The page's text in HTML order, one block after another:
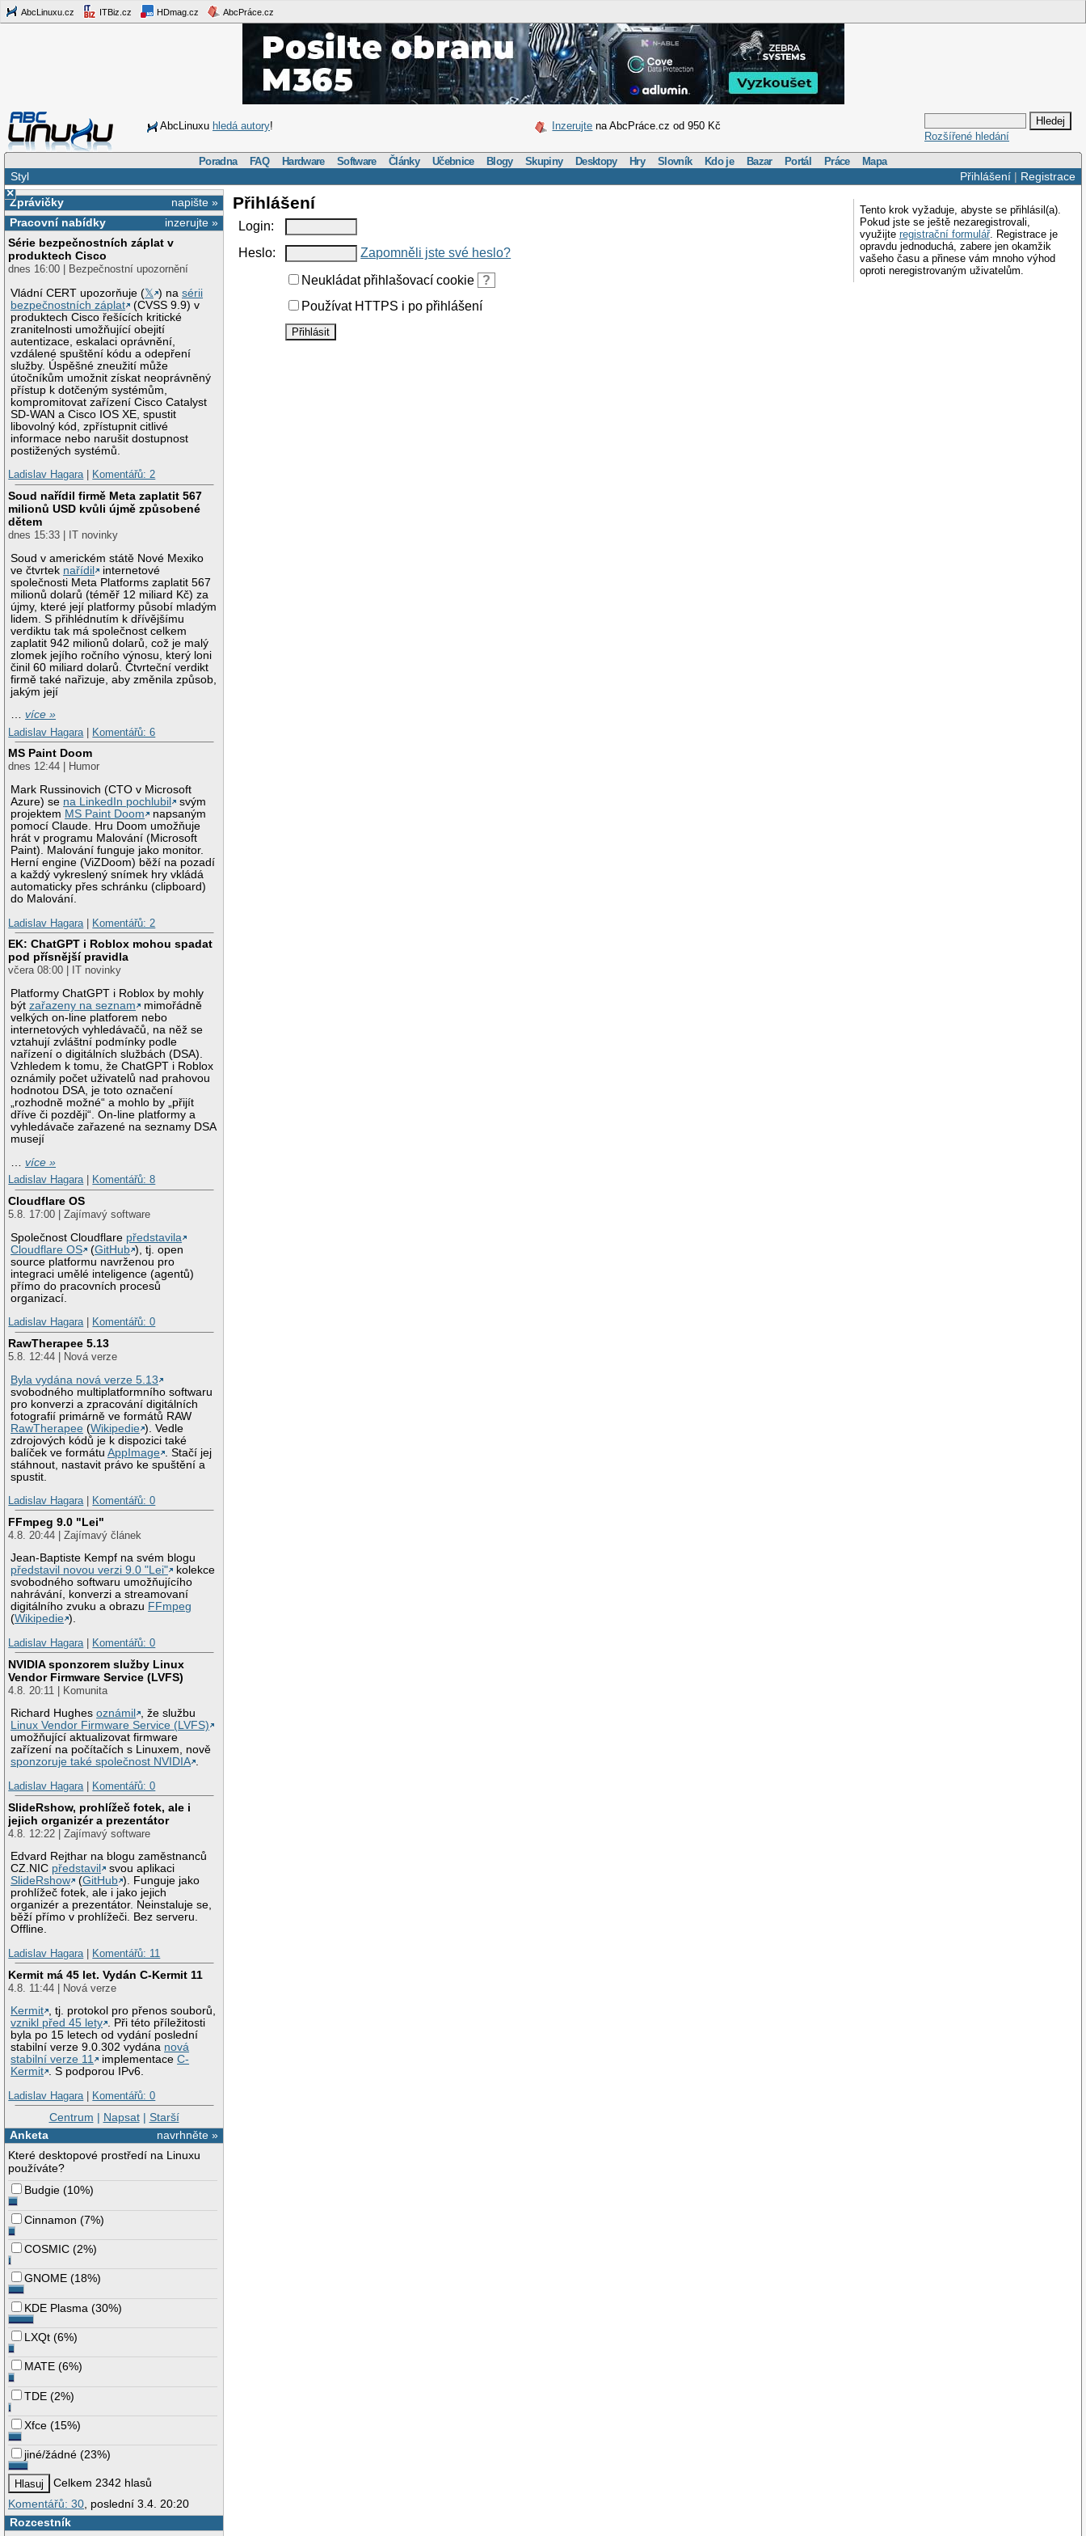
AbcLinuxu.cz ITBiz.cz HDmag.cz AbcPráce.cz
AbcLinuxu hledá autory! Inzerujte na AbcPráce.cz od 950 Kč
Rozšířené hledání
Poradna FAQ Hardware Software Články Učebnice Blogy Skupiny Desktopy Hry Slovník Kdo je Bazar Portál Práce Mapa
Přihlášení| Registrace
Styl
×
napište »
Zprávičky
inzerujte »
Pracovní nabídky
Série bezpečnostních záplat v
produktech Cisco
dnes 16:00 | Bezpečnostní upozornění
Vládní CERT upozorňuje (𝕏 ) nasérii
bezpečnostních záplat
(CVSS 9.9) v
produktech Cisco řešících kritické
zranitelnosti umožňující obejití
autentizace, eskalaci oprávnění,
vzdálené spuštění kódu a odepření
služby. Úspěšné zneužití může
útočníkům umožnit získat neoprávněný
přístup k dotčeným systémům,
kompromitovat zařízení Cisco Catalyst
SD-WAN a Cisco IOS XE, spustit
libovolný kód, zpřístupnit citlivé
informace nebo narušit dostupnost
postižených systémů.
Ladislav Hagara| Komentářů: 2
Soud nařídil firmě Meta zaplatit 567
milionů USD kvůli újmě způsobené
dětem
dnes 15:33 | IT novinky
Soud v americkém státě Nové Mexiko
ve čtvrtek nařídil
internetové
společnosti Meta Platforms zaplatit 567
milionů dolarů (téměř 12 miliard Kč) za
újmy, které její platformy působí mladým
lidem. S přihlédnutím k dřívějšímu
verdiktu tak má společnost celkem
zaplatit 942 milionů dolarů, což je malý
zlomek jejího ročního výnosu, který loni
činil 60 miliard dolarů. Čtvrteční verdikt
firmě také nařizuje, aby změnila způsob,
jakým její
…více »
Ladislav Hagara
Komentářů: 6
MS Paint Doom
dnes 12:44 | Humor
Mark Russinovich (CTO v Microsoft
Azure) se na LinkedIn pochlubil
svým
projektem MS Paint Doom
napsaným
pomocí Claude. Hru Doom umožňuje
hrát v programu Malování (Microsoft
Paint). Malování funguje jako monitor.
Herní engine (ViZDoom) běží na pozadí
a každý vykreslený snímek hry vkládá
automaticky přes schránku (clipboard)
do Malování.
Ladislav Hagara
Komentářů: 2
EK: ChatGPT i Roblox mohou spadat
pod přísnější pravidla
včera 08:00 | IT novinky
Platformy ChatGPT i Roblox by mohly
býtzařazeny na seznam
mimořádně
velkých on-line platforem nebo
internetových vyhledávačů, na něž se
vztahují zvláštní podmínky podle
nařízení o digitálních službách (DSA).
Vzhledem k tomu, že ChatGPT i Roblox
oznámily počet uživatelů nad prahovou
hodnotou DSA, je toto označení
„rozhodně možné“ a mohlo by „přijít
dříve či později“. On-line platformy a
vyhledávače zařazené na seznamy DSA
musejí
…více »
Ladislav Hagara| Komentářů: 8
Cloudflare OS
5.8. 17:00 | Zajímavý software
Společnost Cloudflare představila
Cloudflare OS
(GitHub ), tj. open
source platformu navrženou pro
integraci umělé inteligence (agentů)
přímo do pracovních procesů
organizací.
Ladislav Hagara| Komentářů: 0
RawTherapee 5.13
5.8. 12:44 | Nová verze
Byla vydána nová verze 5.13
svobodného multiplatformního softwaru
pro konverzi a zpracování digitálních
fotografií primárně ve formátů RAW
RawTherapee (Wikipedie ). Vedle
zdrojových kódů je k dispozici také
balíček ve formátuAppImage
. Stačí jej
stáhnout, nastavit právo ke spuštění a
spustit.
Ladislav Hagara| Komentářů: 0
FFmpeg 9.0 "Lei"
4.8. 20:44 | Zajímavý článek
Jean-Baptiste Kempf na svém blogu
představil novou verzi 9.0 "Lei"
kolekce
svobodného softwaru umožňujícího
nahrávání, konverzi a streamovaní
digitálního zvuku a obrazu FFmpeg
(Wikipedie ).
Ladislav Hagara| Komentářů: 0
NVIDIA sponzorem služby Linux
Vendor Firmware Service (LVFS)
4.8. 20:11 | Komunita
Richard Hughesoznámil
, že službu
Linux Vendor Firmware Service (LVFS)
umožňující aktualizovat firmware
zařízení na počítačích s Linuxem, nově
sponzoruje také společnost NVIDIA .
Ladislav Hagara| Komentářů: 0
SlideRshow, prohlížeč fotek, ale i
jejich organizér a prezentátor
4.8. 12:22 | Zajímavý software
Edvard Rejthar na blogu zaměstnanců
CZ.NIC představil
svou aplikaci
SlideRshow
(GitHub ). Funguje jako
prohlížeč fotek, ale i jako jejich
organizér a prezentátor. Neinstaluje se,
běží přímo v prohlížeči. Bez serveru.
Offline.
Ladislav Hagara| Komentářů: 11
Kermit má 45 let. Vydán C-Kermit 11
4.8. 11:44 | Nová verze
Kermit , tj. protokol pro přenos souborů,
vznikl před 45 lety . Při této příležitosti
byla po 15 letech od vydání poslední
stabilní verze 9.0.302 vydána nová
stabilní verze 11
implementaceC-
Kermit . S podporou IPv6.
Ladislav Hagara| Komentářů: 0
Centrum | Napsat| Starší
navrhněte »
Anketa
Které desktopové prostředí na Linuxu
používáte?
Budgie (10%)
Cinnamon (7%)
COSMIC (2%)
GNOME (18%)
KDE Plasma (30%)
LXQt (6%)
MATE (6%)
TDE (2%)
Xfce (15%)
jiné/žádné (23%)
Celkem 2342 hlasů
Komentářů: 30 , poslední 3.4. 20:20
Rozcestník
Tento krok vyžaduje, abyste se přihlásil(a).
Pokud jste se ještě nezaregistrovali,
využijte registrační formulář. Registrace je
opravdu jednoduchá, zabere jen okamžik
vašeho času a přinese vám mnoho výhod
oproti neregistrovaným uživatelům.
Přihlášení
Login:
Heslo:
Zapomněli jste své heslo?
Neukládat přihlašovací cookie
?
Používat HTTPS i po přihlášení